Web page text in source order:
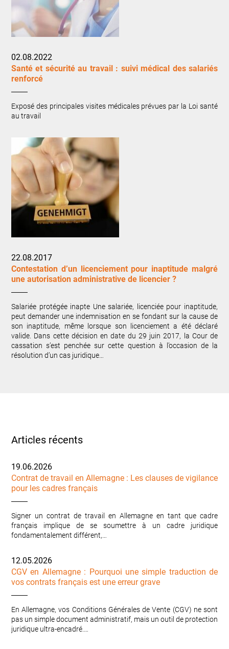
02.08.2022
Santé et sécurité au travail : suivi médical des salariés
renforcé
Exposé des principales visites médicales prévues par la Loi santé
au travail
22.08.2017
Contestation d’un licenciement pour inaptitude malgré
une autorisation administrative de licencier ?
Salariée protégée inapte Une salariée, licenciée pour inaptitude,
peut demander une indemnisation en se fondant sur la cause de
son inaptitude, même lorsque son licenciement a été déclaré
valide. Dans cette décision en date du 29 juin 2017, la Cour de
cassation s’est penchée sur cette question à l’occasion de la
résolution d’un cas juridique…
Articles récents
19.06.2026
Contrat de travail en Allemagne : Les clauses de vigilance
pour les cadres français
Signer un contrat de travail en Allemagne en tant que cadre
français implique de se soumettre à un cadre juridique
fondamentalement différent,…
12.05.2026
CGV en Allemagne : Pourquoi une simple traduction de
vos contrats français est une erreur grave
En Allemagne, vos Conditions Générales de Vente (CGV) ne sont
pas un simple document administratif, mais un outil de protection
juridique ultra-encadré.…